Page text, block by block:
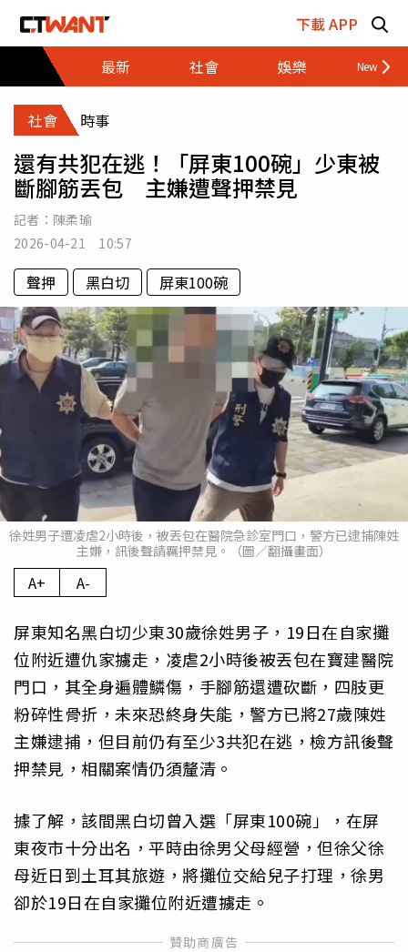
下載 APP
最新
社會 娛樂 財經
社會 時事
還有共犯在逃！「屏東100碗」少東被
斷腳筋丟包 主嫌遭聲押禁見
記者： 陳柔瑜
2026-04-21 10:57
聲押 黑白切 屏東100碗
徐姓男子遭凌虐2小時後，被丟包在醫院急診室門口，警方已逮捕陳姓
主嫌，訊後聲請羈押禁見。（圖／翻攝畫面）
A+ A-
屏東知名黑白切少東30歲徐姓男子，19日在自家攤
位附近遭仇家擄走，凌虐2小時後被丟包在寶建醫院
門口，其全身遍體鱗傷，手腳筋還遭砍斷，四肢更
粉碎性骨折，未來恐終身失能，警方已將27歲陳姓
主嫌逮捕，但目前仍有至少3共犯在逃，檢方訊後聲
押禁見，相關案情仍須釐清。
據了解，該間黑白切曾入選「屏東100碗」，在屏
東夜市十分出名，平時由徐男父母經營，但徐父徐
母近日到土耳其旅遊，將攤位交給兒子打理，徐男
卻於19日在自家攤位附近遭擄走。